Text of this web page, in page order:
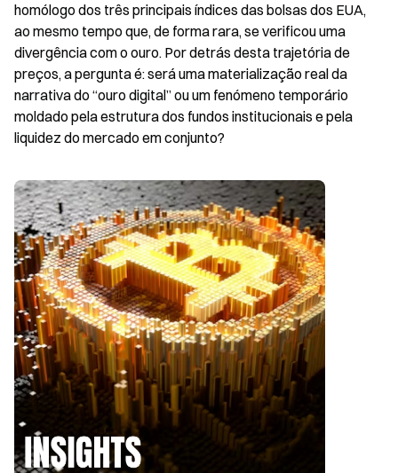
homólogo dos três principais índices das bolsas dos EUA,
ao mesmo tempo que, de forma rara, se verificou uma
divergência com o ouro. Por detrás desta trajetória de
preços, a pergunta é: será uma materialização real da
narrativa do “ouro digital” ou um fenómeno temporário
moldado pela estrutura dos fundos institucionais e pela
liquidez do mercado em conjunto?